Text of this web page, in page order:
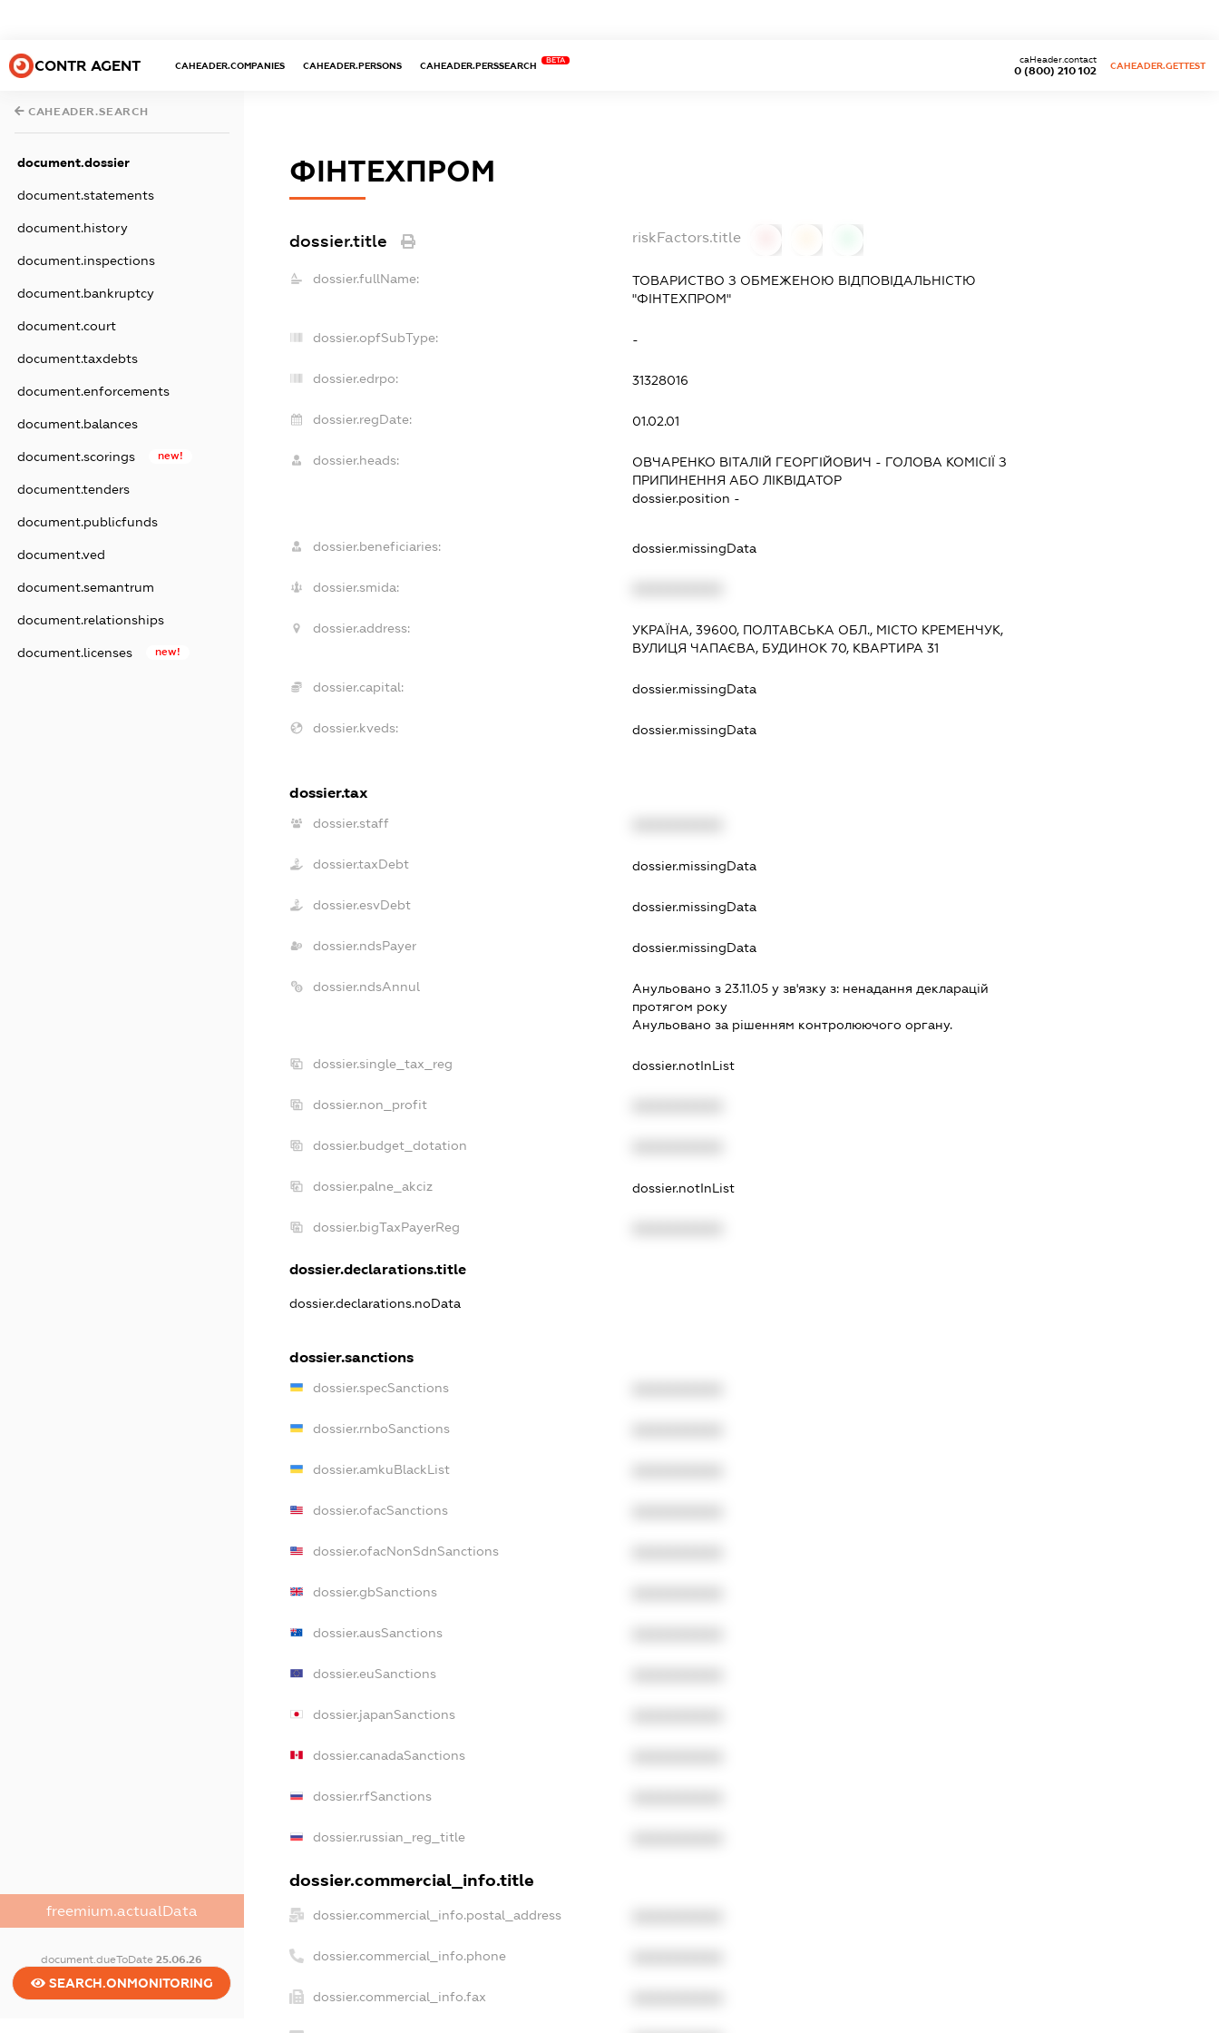
CONTR AGENT CAHEADER.COMPANIES CAHEADER.PERSONS CAHEADER.PERSSEARCH
BETA
0 (800) 210 102
caHeader.contact
CAHEADER.GETTEST
CAHEADER.SEARCH
document.dossier
document.statements
document.history
document.inspections
document.bankruptcy
document.court
document.taxdebts
document.enforcements
document.balances
document.scorings new!
document.tenders
document.publicfunds
document.ved
document.semantrum
document.relationships
document.licenses new!
freemium.actualData
document.dueToDate25.06.26
SEARCH.ONMONITORING
ФІНТЕХПРОМ
dossier.title riskFactors.title
dossier.fullName:
ТОВАРИСТВО З ОБМЕЖЕНОЮ ВІДПОВІДАЛЬНІСТЮ
"ФІНТЕХПРОМ"
dossier.opfSubType: -
dossier.edrpo: 31328016
dossier.regDate: 01.02.01
dossier.heads: ОВЧАРЕНКО ВІТАЛІЙ ГЕОРГІЙОВИЧ - ГОЛОВА КОМІСІЇ З
ПРИПИНЕННЯ АБО ЛІКВІДАТОР
dossier.position -
dossier.beneficiaries: dossier.missingData
dossier.smida:
dossier.address:
УКРАЇНА, 39600, ПОЛТАВСЬКА ОБЛ., МІСТО КРЕМЕНЧУК,
ВУЛИЦЯ ЧАПАЄВА, БУДИНОК 70, КВАРТИРА 31
dossier.capital: dossier.missingData
dossier.kveds: dossier.missingData
dossier.tax
dossier.staff
dossier.taxDebt dossier.missingData
dossier.esvDebt dossier.missingData
dossier.ndsPayer dossier.missingData
dossier.ndsAnnul Анульовано з 23.11.05 у зв'язку з: ненадання декларацiй
протягом року
Анульовано за рiшенням контролюючого органу.
dossier.single_tax_reg dossier.notInList
dossier.non_profit
dossier.budget_dotation
dossier.palne_akciz dossier.notInList
dossier.bigTaxPayerReg
dossier.declarations.title
dossier.declarations.noData
dossier.sanctions
dossier.specSanctions
dossier.rnboSanctions
dossier.amkuBlackList
dossier.ofacSanctions
dossier.ofacNonSdnSanctions
dossier.gbSanctions
dossier.ausSanctions
dossier.euSanctions
dossier.japanSanctions
dossier.canadaSanctions
dossier.rfSanctions
dossier.russian_reg_title
dossier.commercial_info.title
dossier.commercial_info.postal_address
dossier.commercial_info.phone
dossier.commercial_info.fax